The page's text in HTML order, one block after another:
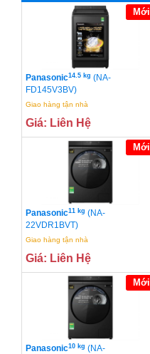
Mới
Panasonic14.5 kg (NA-
FD145V3BV)
Giao hàng tận nhà
Giá: Liên Hệ
Mới
Panasonic11 kg (NA-
22VDR1BVT)
Giao hàng tận nhà
Giá: Liên Hệ
Mới
Panasonic10 kg (NA-